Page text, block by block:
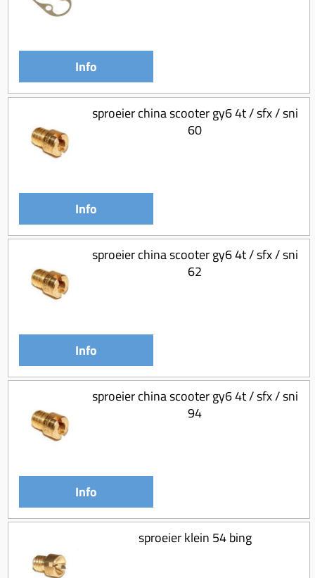
Info
sproeier china scooter gy6 4t / sfx / sni
60
Info
sproeier china scooter gy6 4t / sfx / sni
62
Info
sproeier china scooter gy6 4t / sfx / sni
94
Info
sproeier klein 54 bing